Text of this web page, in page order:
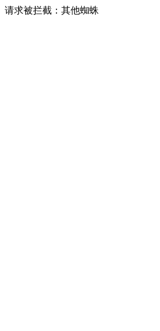
请求被拦截：其他蜘蛛